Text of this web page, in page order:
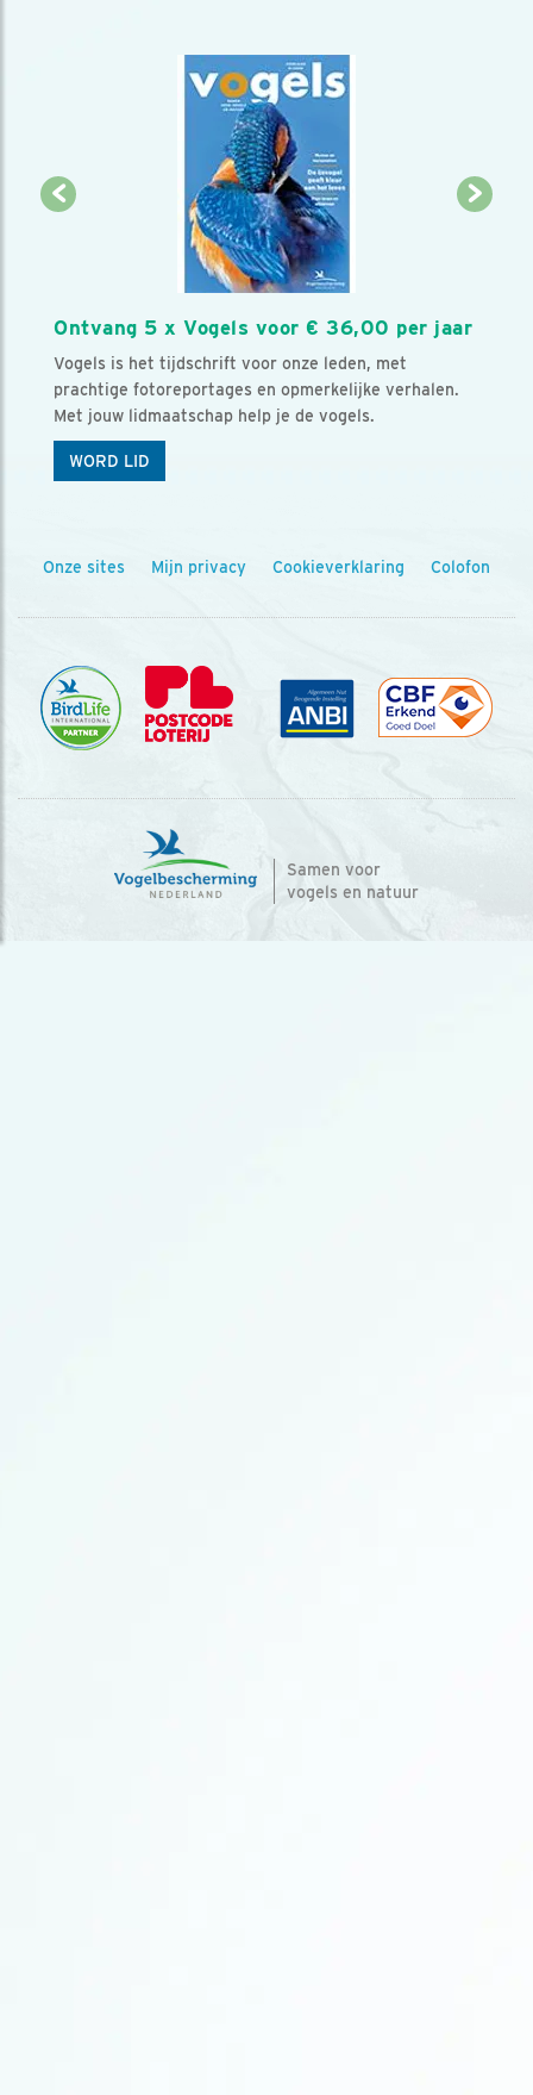
Ontvang 5 x Vogels voor € 36,00 per jaar
Vogels is het tijdschrift voor onze leden, met
prachtige fotoreportages en opmerkelijke verhalen.
Met jouw lidmaatschap help je de vogels.
WORD LID
Onze sites Mijn privacy Cookieverklaring Colofon
Samen voor
vogels en natuur